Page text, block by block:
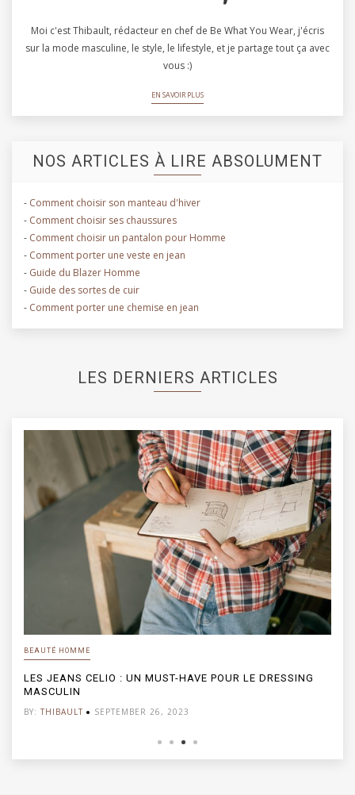
Moi c'est Thibault, rédacteur en chef de Be What You Wear, j'écris
sur la mode masculine, le style, le lifestyle, et je partage tout ça avec
vous :)
EN SAVOIR PLUS
NOS ARTICLES À LIRE ABSOLUMENT
- Comment choisir son manteau d'hiver
- Comment choisir ses chaussures
- Comment choisir un pantalon pour Homme
- Comment porter une veste en jean
- Guide du Blazer Homme
- Guide des sortes de cuir
- Comment porter une chemise en jean
LES DERNIERS ARTICLES
BEAUTÉ HOMME
LES JEANS CELIO : UN MUST-HAVE POUR LE DRESSING
MASCULIN
BY: THIBAULT SEPTEMBER 26, 2023